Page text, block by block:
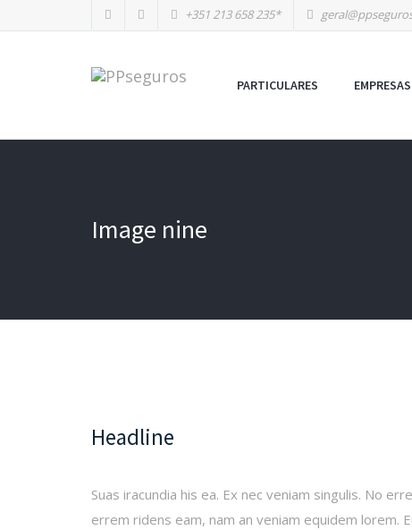
+351 213 658 235*
PARTICULARES EMPRESAS
Image nine
Headline
Suas iracundia his ea. Ex nec veniam singulis. No
errem ridens eam, nam an veniam equidem lorem.